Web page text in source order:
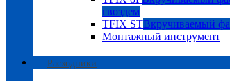
гвоздем
TFIX STВкручиваемый
Монтажный инструмент
Расходники